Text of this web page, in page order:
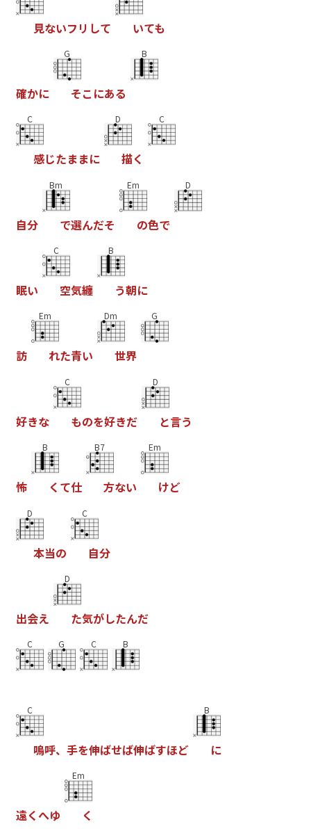
見ないフ リ して いても
確かに
G
そこ にある
B
C
感じたままに
D
描く
C
自分
Bm
で選んだそ
Em
の色で
D
眠い
C
空気纏
B
う朝に
訪
Em
れた青い
Dm
世界
G
好きな
C
ものを好きだ
D
と言う
怖
B
く て仕
B7
方ない
Em
けど
D
本当の
C
自分
出会え
D
た気がしたんだ
C G C B
C
嗚呼、 手を伸ばせば伸ばすほど
B
に
遠くへゆ
Em
く